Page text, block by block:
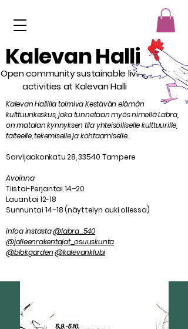
Open community sustainable living
activities at Kalevan Halli
Kalevan Hallilla toimiva Kestävän elämän
kulttuurikeskus, joka tunnetaan myös nimellä Labra,
on matalan kynnyksen tila yhteisölliselle kulttuurille,
taiteelle, tekemiselle ja kohtaamiselle.
Sarvijaakonkatu 28, 33540 Tampere
Avoinna
Tiistai-Perjantai 14–20
Lauantai 12-18
Sunnuntai 14–18 (näyttelyn auki ollessa)
infoa instasta@labra_540
@jalleenrakentajat_osuuskunta
@blokgarden@kalevanklubi
Kalevan Halli